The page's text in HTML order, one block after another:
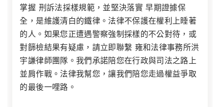
掌握 刑訴法採樣規範，並堅決落實早期證據保
全 ，是維護清白的鐵律。法律不保護在權利上睡著
的人。如果您正遭遇警察強制採樣的不公對待，或
對篩檢結果有疑慮，請立即聯繫 雍和法律事務所洪
宇謙律師團隊。我們承諾陪您在行政與司法之路上
並肩作戰。法律我幫您，讓我們陪您走過權益爭取
的最後一哩路。